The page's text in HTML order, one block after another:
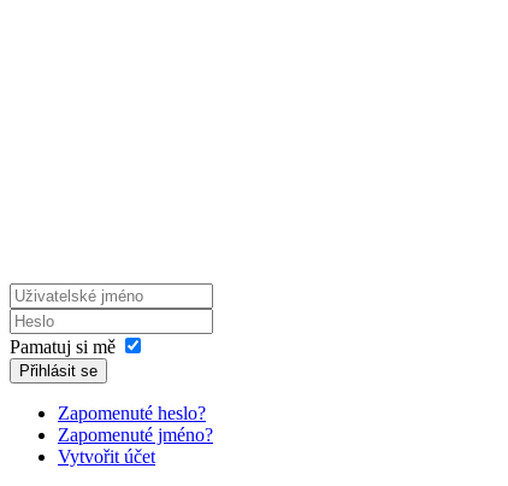
Pamatuj si mě
Přihlásit se
Zapomenuté heslo?
Zapomenuté jméno?
Vytvořit účet